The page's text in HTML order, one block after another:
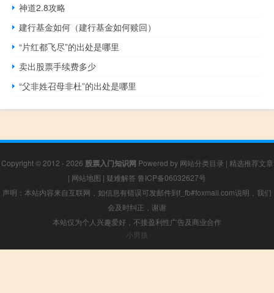
神道2.8攻略
建行基金如何（建行基金如何赎回）
“片红都飞尽”的出处是哪里
卖出股票手续费多少
“父非姓召母非杜”的出处是哪里
Copyright © 2012 - 2026 股票入门知识网 Powered by 网站分类目录 | 精选推荐文章
| 网站地图 | 疑难解答 鲁ICP备06032627号
声明：本站内容来自互联网，如信息有错误可发邮件到f_fb#foxmail.com说明，我们
会及时纠正，谢谢
本站仅为个人兴趣爱好，不接盈利性广告及商业合作
小男孩